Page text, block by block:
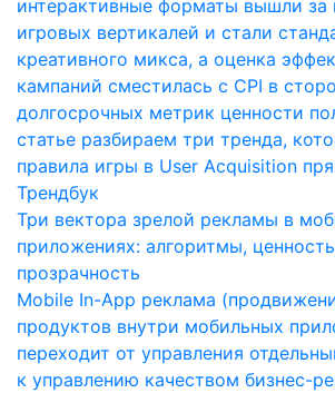
интерактивные форматы вышли за
игровых вертикалей и стали
креативного микса, а оценка
кампаний сместилась с CPI в
долгосрочных метрик ценности
статье разбираем три тренда,
правила игры в User Acquisition
Трендбук
Три вектора зрелой рекламы в
приложениях: алгоритмы,
прозрачность
Mobile In-App реклама
продуктов внутри мобильных
переходит от управления
к управлению качеством бизнес-